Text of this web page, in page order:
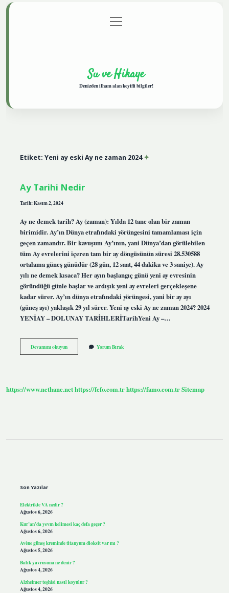
Gizlilik Politikası
menüyü
aç
Su ve Hikaye
Denizden ilham alan keyifli bilgiler!
Etiket: Yeni ay eski Ay ne zaman 2024
Ay Tarihi Nedir
Tarih: Kasım 2, 2024
Ay ne demek tarih? Ay (zaman): Yılda 12 tane olan bir zaman
birimidir. Ay’ın Dünya etrafındaki yörüngesini tamamlaması için
geçen zamandır. Bir kavuşum Ay’ının, yani Dünya’dan görülebilen
tüm Ay evrelerini içeren tam bir ay döngüsünün süresi 28.530588
ortalama güneş günüdür (28 gün, 12 saat, 44 dakika ve 3 saniye). Ay
yılı ne demek kısaca? Her ayın başlangıç ​​günü yeni ay evresinin
göründüğü günle başlar ve ardışık yeni ay evreleri gerçekleşene
kadar sürer. Ay’ın dünya etrafındaki yörüngesi, yani bir ay ayı
(güneş ayı) yaklaşık 29 yıl sürer. Yeni ay eski Ay ne zaman 2024? 2024
YENİAY – DOLUNAY TARİHLERİTarihYeni Ay –…
Devamını okuyunAy
Tarihi
Yorum Bırak
https://www.nethane.nethttps://fefo.com.trhttps://famo.com.trSitemap
Son Yazılar
Elektrikte VA nedir ?
Ağustos 6, 2026
Kur’an’da yevm kelimesi kaç defa geçer ?
Ağustos 6, 2026
Avène güneş kreminde titanyum dioksit var mı ?
Ağustos 5, 2026
Balık yavrusuna ne denir ?
Ağustos 4, 2026
Alzheimer teşhisi nasıl koyulur ?
Ağustos 4, 2026